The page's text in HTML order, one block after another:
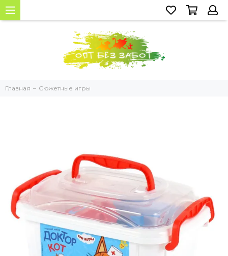
Главная Сюжетные игры